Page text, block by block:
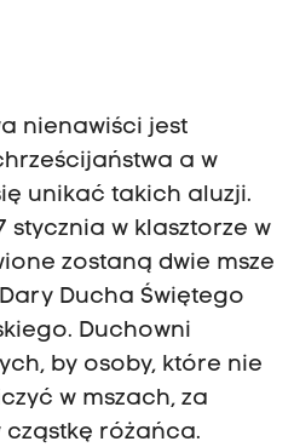
nienawiści jest
a w
unikać takich aluzji.
stycznia w klasztorze w
zostaną dwie msze
Ducha Świętego
Duchowni
by osoby, które nie
w mszach, za
cząstkę różańca.